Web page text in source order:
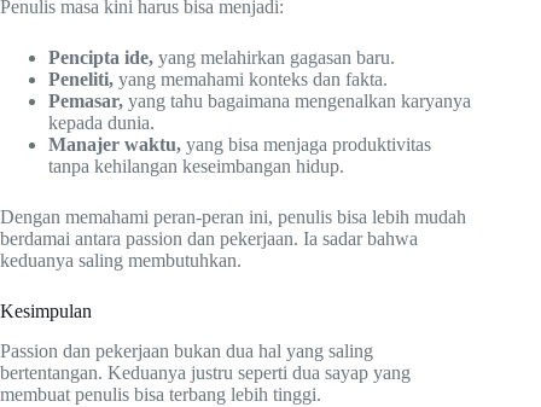
Penulis masa kini harus bisa menjadi:
Pencipta ide, yang melahirkan gagasan baru.
Peneliti, yang memahami konteks dan fakta.
Pemasar, yang tahu bagaimana mengenalkan karyanya
kepada dunia.
Manajer waktu, yang bisa menjaga produktivitas
tanpa kehilangan keseimbangan hidup.
Dengan memahami peran-peran ini, penulis bisa lebih mudah
berdamai antara passion dan pekerjaan. Ia sadar bahwa
keduanya saling membutuhkan.
Kesimpulan
Passion dan pekerjaan bukan dua hal yang saling
bertentangan. Keduanya justru seperti dua sayap yang
membuat penulis bisa terbang lebih tinggi.